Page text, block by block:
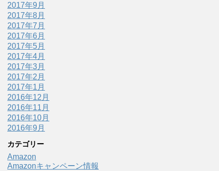
2017年9月
2017年8月
2017年7月
2017年6月
2017年5月
2017年4月
2017年3月
2017年2月
2017年1月
2016年12月
2016年11月
2016年10月
2016年9月
カテゴリー
Amazon
Amazonキャンペーン情報